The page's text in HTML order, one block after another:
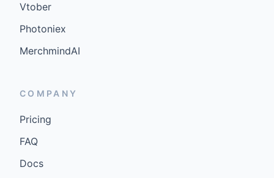
Vtober
Photoniex
MerchmindAI
COMPANY
Pricing
FAQ
Docs